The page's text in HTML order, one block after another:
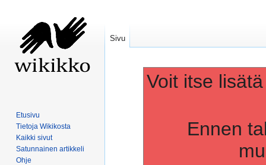
Voit itse
Ennen
Sivu
Etusivu
Tietoja Wikikosta
Kaikki sivut
Satunnainen artikkeli
Ohje